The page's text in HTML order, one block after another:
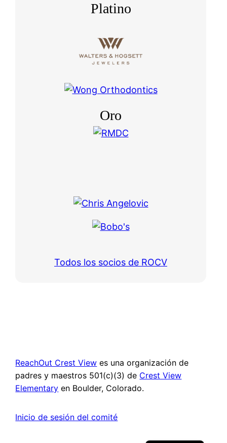
Platino
Oro
Todos los socios de ROCV
ReachOut Crest View es una organización de
padres y maestros 501(c)(3) de Crest View
Elementary en Boulder, Colorado.
Inicio de sesión del comité